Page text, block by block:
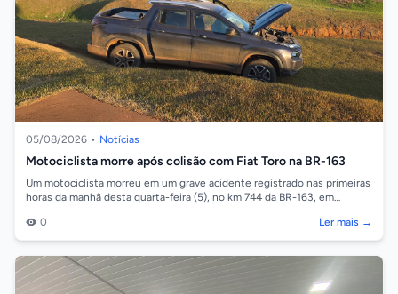
05/08/2026 • Notícias
Motociclista morre após colisão com Fiat Toro na BR-163
Um motociclista morreu em um grave acidente registrado nas primeiras
horas da manhã desta quarta-feira (5), no km 744 da BR-163, em
0
Ler mais →